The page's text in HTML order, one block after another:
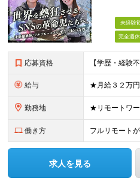
未経験
完全週休
応募資格
給与
勤務地
働き方 フルリモート
求人を見る